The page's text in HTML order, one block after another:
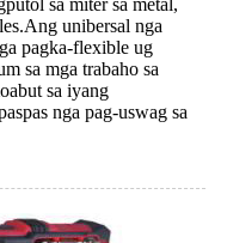
sa miter sa metal,
unibersal nga
pagka-flexible ug
sa mga trabaho sa
sa iyang
nga pag-uswag sa